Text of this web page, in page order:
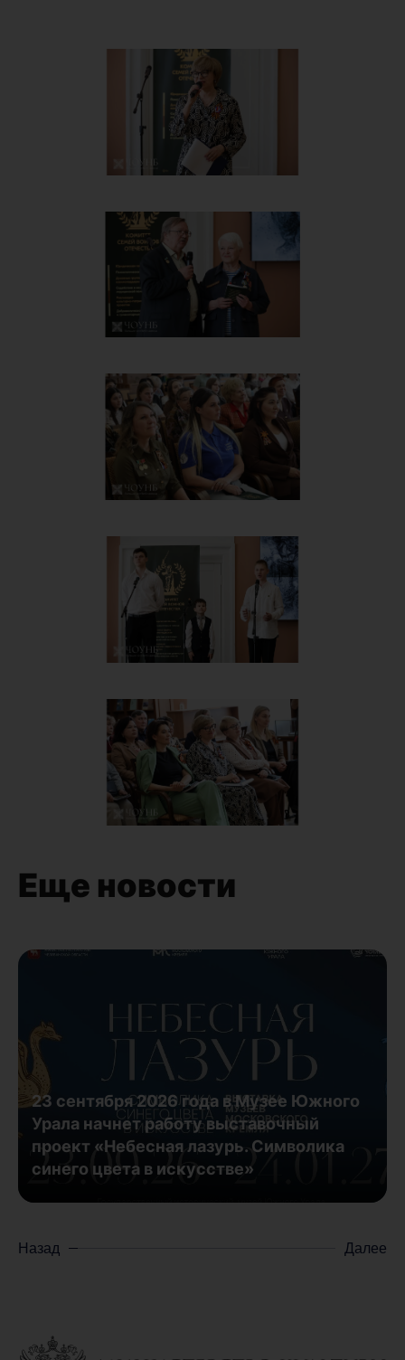
Еще новости
23 сентября 2026 года в Музее Южного
Урала начнет работу выставочный
проект «Небесная лазурь. Символика
синего цвета в искусстве»
Назад Далее